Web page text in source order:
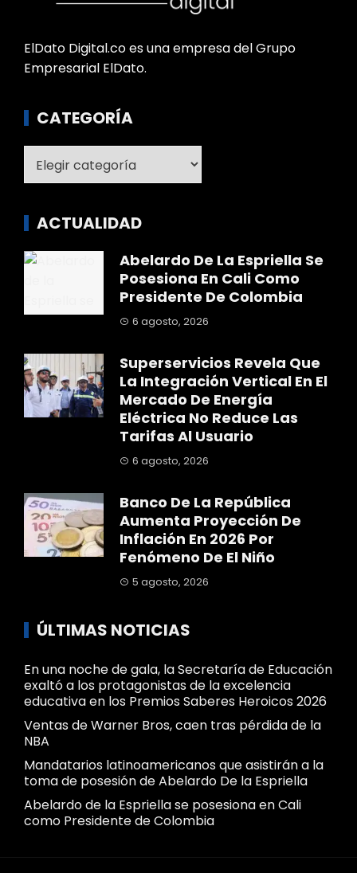
ElDato Digital.co es una empresa del Grupo
Empresarial ElDato.
CATEGORÍA
ACTUALIDAD
Abelardo De La Espriella Se
Posesiona En Cali Como
Presidente De Colombia
6 agosto, 2026
Superservicios Revela Que
La Integración Vertical En El
Mercado De Energía
Eléctrica No Reduce Las
Tarifas Al Usuario
6 agosto, 2026
Banco De La República
Aumenta Proyección De
Inflación En 2026 Por
Fenómeno De El Niño
5 agosto, 2026
ÚLTIMAS NOTICIAS
En una noche de gala, la Secretaría de Educación
exaltó a los protagonistas de la excelencia
educativa en los Premios Saberes Heroicos 2026
Ventas de Warner Bros, caen tras pérdida de la
NBA
Mandatarios latinoamericanos que asistirán a la
toma de posesión de Abelardo De la Espriella
Abelardo de la Espriella se posesiona en Cali
como Presidente de Colombia